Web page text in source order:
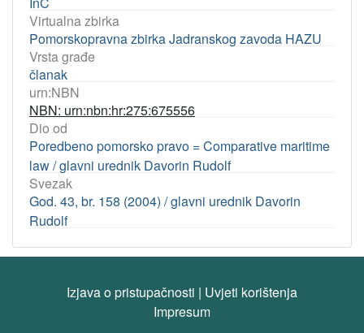
Virtualna zbirka
Pomorskopravna zbirka Jadranskog zavoda HAZU
Vrsta građe
članak
urn:NBN
NBN: urn:nbn:hr:275:675556
Dio od
Poredbeno pomorsko pravo = Comparative maritime
law / glavni urednik Davorin Rudolf
Svezak
God. 43, br. 158 (2004) / glavni urednik Davorin
Rudolf
Izjava o pristupačnosti | Uvjeti korištenja
Impresum